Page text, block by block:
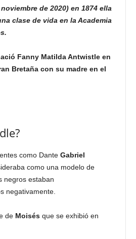
de 2020) en 1874 ella
clase de vida en la Academia
Fanny Matilda Antwistle en
Bretaña con su madre en el
como Dante Gabriel
como una modelo de
negros estaban
negativamente.
de Moisésque se exhibió en